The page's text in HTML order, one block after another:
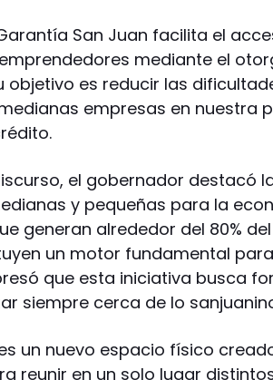
San Juan facilita el
mediante el
objetivo es reducir las
empresas en nuestra
el gobernador destacó
y pequeñas para la
generan alrededor del 80%
un motor fundamental
que esta iniciativa busca
siempre cerca de lo
un nuevo espacio físico
reunir en un solo lugar